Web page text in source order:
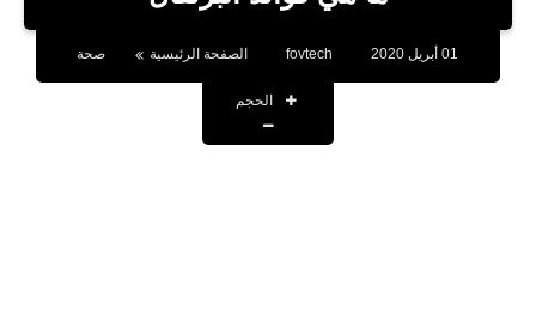
بلوجر
اخبار
العاب
fovtech الصفحة الرئيسية صحة
الحجم